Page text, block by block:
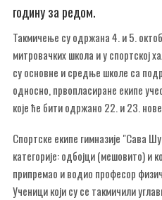
годину за редом.
Такмичење су одржана 4. и 5.
митровачких школа и у спортској
су основне и средње школе са
односно, првопласиране екипе
које ће бити одржано 22. и 23.
Спортске екипе гимназије "Сава
категорије: одбојци (мешовито) и
припремао и водио професор
Ученици који су се такмичили